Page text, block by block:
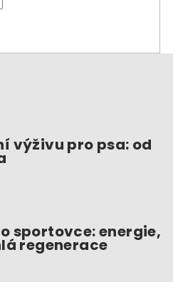
výživu pro psa: od
sportovce: energie,
regenerace